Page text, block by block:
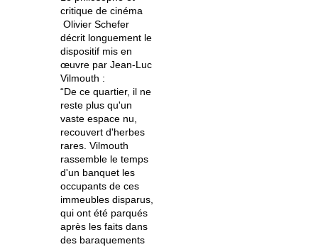
critique de cinéma
Olivier Schefer
décrit longuement le
dispositif mis en
œuvre par Jean-Luc
Vilmouth :
“De ce quartier, il ne
reste plus qu'un
vaste espace nu,
recouvert d'herbes
rares. Vilmouth
rassemble le temps
d'un banquet les
occupants de ces
immeubles disparus,
qui ont été parqués
après les faits dans
des baraquements